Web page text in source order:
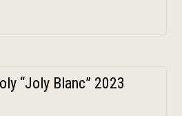
“Joly Blanc” 2023